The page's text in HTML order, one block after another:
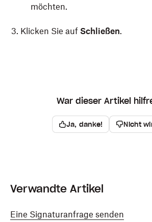
möchten.
Klicken Sie auf Schließen.
War dieser Artikel
Ja, danke! Nicht
Verwandte Artikel
Eine Signaturanfrage senden